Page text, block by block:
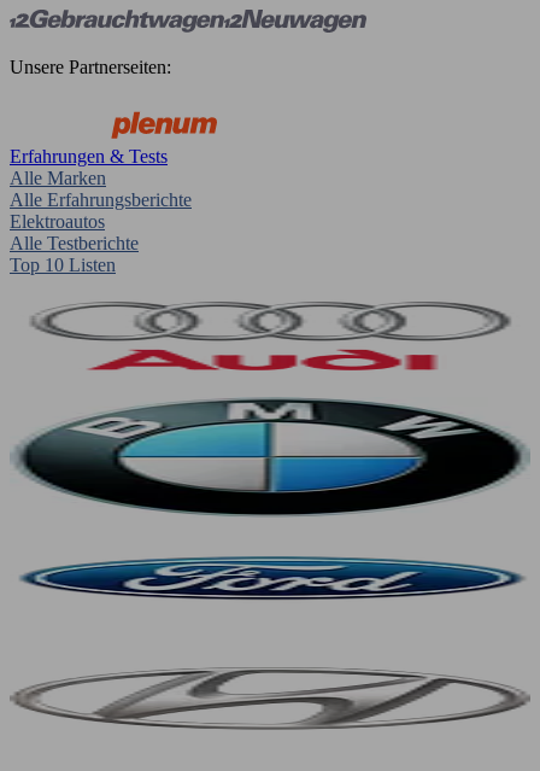
Unsere Partnerseiten:
Erfahrungen & Tests
Alle Marken
Alle Erfahrungsberichte
Elektroautos
Alle Testberichte
Top 10 Listen